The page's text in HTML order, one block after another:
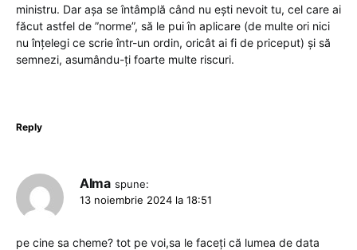
ministru. Dar așa se întâmplă când nu ești nevoit tu, cel care ai
făcut astfel de ”norme”, să le pui în aplicare (de multe ori nici
nu înțelegi ce scrie într-un ordin, oricât ai fi de priceput) și să
semnezi, asumându-ți foarte multe riscuri.
Reply
Alma spune:
13 noiembrie 2024 la 18:51
pe cine sa cheme? tot pe voi,sa le faceți că lumea de data